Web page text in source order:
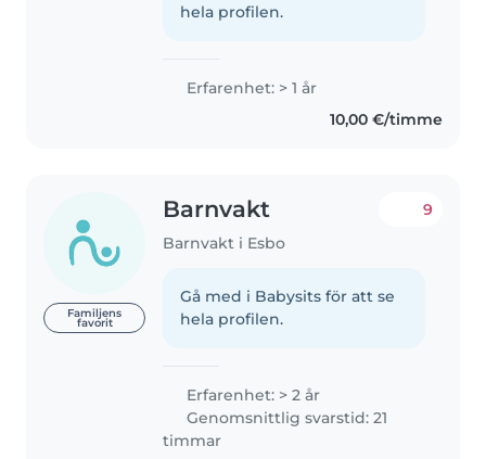
hela profilen.
Erfarenhet: > 1 år
10,00 €/timme
Familjens
favorit
Barnvakt
Barnvakt i Esbo
9
Gå med i Babysits för att se
hela profilen.
Erfarenhet: > 2 år
Genomsnittlig svarstid: 21
timmar